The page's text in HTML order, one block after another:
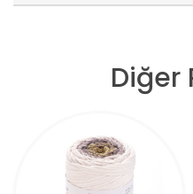
Diğer